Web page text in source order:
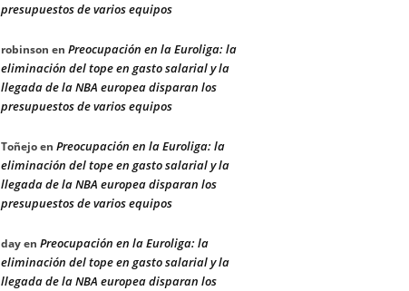
presupuestos de varios equipos
robinson en Preocupación en la Euroliga: la
eliminación del tope en gasto salarial y la
llegada de la NBA europea disparan los
presupuestos de varios equipos
Toñejoen Preocupación en la Euroliga: la
eliminación del tope en gasto salarial y la
llegada de la NBA europea disparan los
presupuestos de varios equipos
dayen Preocupación en la Euroliga: la
eliminación del tope en gasto salarial y la
llegada de la NBA europea disparan los